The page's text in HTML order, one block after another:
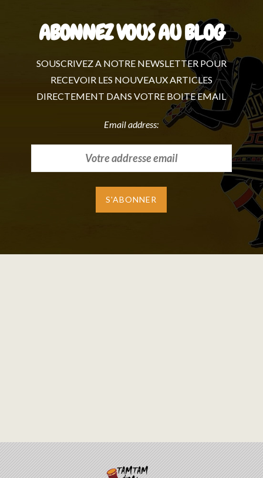
ABONNEZ VOUS AU BLOG
SOUSCRIVEZ A NOTRE NEWSLETTER POUR
RECEVOIR LES NOUVEAUX ARTICLES
DIRECTEMENT DANS VOTRE BOITE EMAIL
Email address: